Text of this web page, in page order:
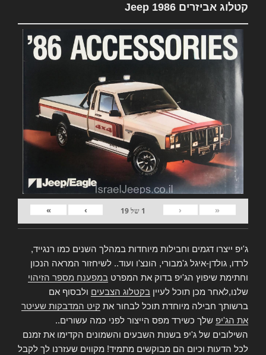
קטלוג אביזרים Jeep 1986
«
‹
1 של19
›
»
ג'יפ ייצרו דגמים וחבילות מיוחדות במהלך השנים כמו רנגייד,
לרדו, גולדן-איגל ג'מבורי, הונצ'ו ועוד.. לשיחזור המראה הנכון
וחתימת שיפוץ הג'יפ בדוק את המפרט במפענח מספר הזיהוי
שלנו,לאחר מכן תוכל לעיין בקטלוג הצבעים ולבסוף אם
ברשותך חבילה מיוחדת תוכל לבחור את קיט המדבקות שעיטר
את הג'יפ שלך כשירד מפס הייצור לפני כמה עשורים..
השילובים של ג'יפ בשנות השבעים והשמונים הקדימו את זמנם
לכל הדעות וכיום הם מבוקשים מתמיד! מקווים שעזרנו לך לקבל